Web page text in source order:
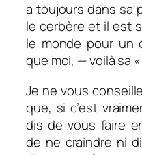
a toujours dans sa
le cerbère et il est
le monde pour un
que moi, — voilà sa
Je ne vous
que, si c’est
dis de vous faire
de ne craindre ni